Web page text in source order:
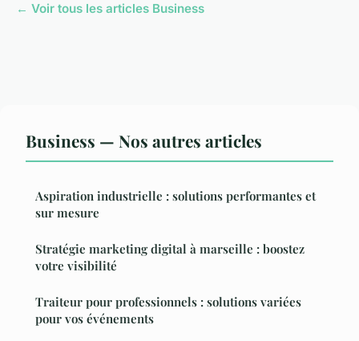
← Voir tous les articles Business
Business — Nos autres articles
Aspiration industrielle : solutions performantes et
sur mesure
Stratégie marketing digital à marseille : boostez
votre visibilité
Traiteur pour professionnels : solutions variées
pour vos événements